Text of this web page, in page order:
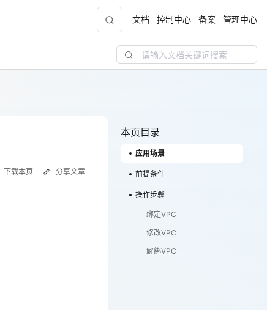
国家云助力中小企业腾飞，高额上云补贴重磅
文档 控制中心 备案 管理中心
下载本页 分享文章
本页目录
应用场景
前提条件
操作步骤
绑定VPC
修改VPC
解绑VPC